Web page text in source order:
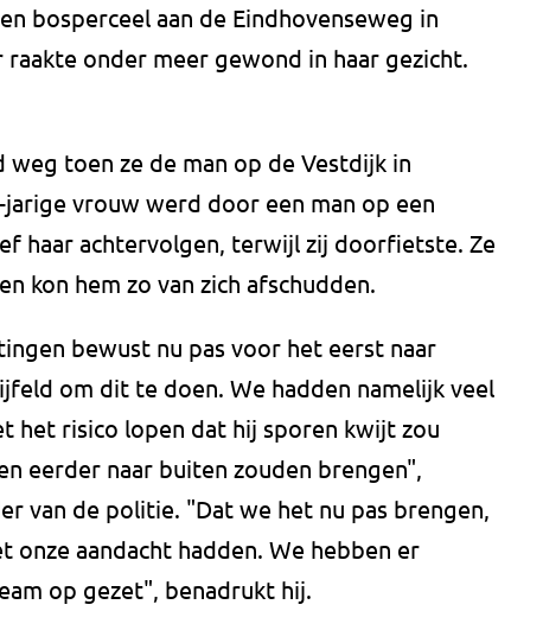
bosperceel aan de Eindhovenseweg in
onder meer gewond in haar gezicht.
toen ze de man op de Vestdijk in
vrouw werd door een man op een
haar achtervolgen, terwijl zij doorfietste. Ze
kon hem zo van zich afschudden.
bewust nu pas voor het eerst naar
om dit te doen. We hadden namelijk veel
het risico lopen dat hij sporen kwijt zou
eerder naar buiten zouden brengen",
van de politie. "Dat we het nu pas brengen,
onze aandacht hadden. We hebben er
op gezet", benadrukt hij.